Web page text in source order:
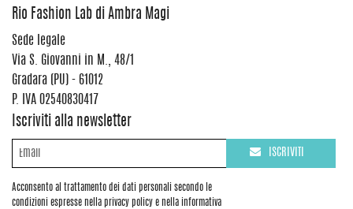
Rio Fashion Lab di Ambra Magi
Sede legale
Via S. Giovanni in M., 48/1
Gradara (PU) - 61012
P. IVA 02540830417
Iscriviti alla newsletter
Acconsento al trattamento dei dati personali secondo le
condizioni espresse nella privacy policy e nella informativa
ISCRIVITI